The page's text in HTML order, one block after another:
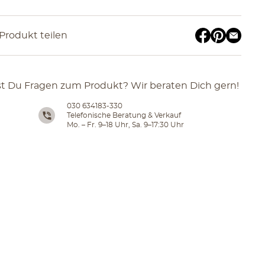
teilen
Du Fragen zum Produkt? Wir beraten Dich gern!
030 634183-330
Telefonische Beratung & Verkauf
Mo. – Fr. 9–18 Uhr, Sa. 9–17:30 Uhr